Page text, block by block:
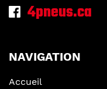
4pneus.ca
NAVIGATION
Accueil